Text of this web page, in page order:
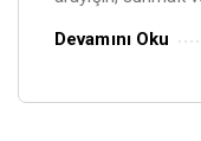
l
Devamını Oku